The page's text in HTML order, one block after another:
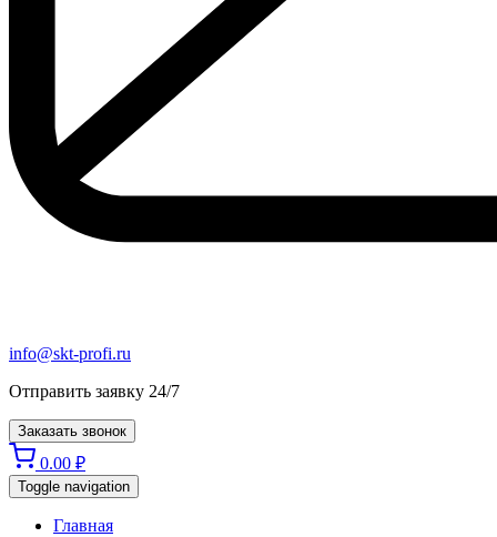
info@skt-profi.ru
Отправить заявку 24/7
Заказать звонок
0.00 ₽
Toggle navigation
Главная